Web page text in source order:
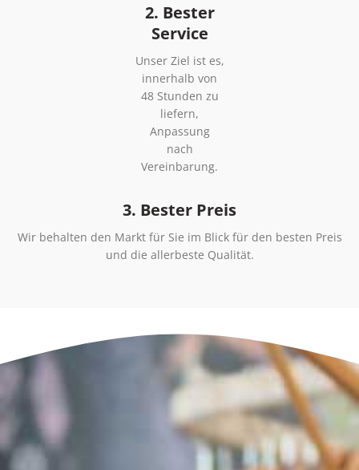
2. Bester
Service
Unser Ziel ist es,
innerhalb von
48 Stunden zu
liefern,
Anpassung
nach
Vereinbarung.
3. Bester Preis
Wir behalten den Markt für Sie im Blick für den besten Preis
und die allerbeste Qualität.